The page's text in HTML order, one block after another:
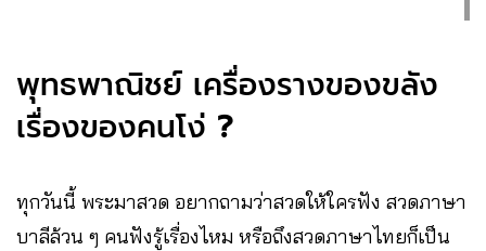
พุทธพาณิชย์ เครื่องรางของขลัง
เรื่องของคนโง่ ?
ทุกวันนี้ พระมาสวด อยากถามว่าสวดให้ใครฟัง สวดภาษา
บาลีล้วน ๆ คนฟังรู้เรื่องไหม หรือถึงสวดภาษาไทยก็เป็น